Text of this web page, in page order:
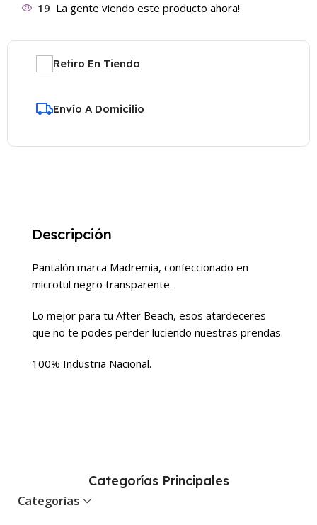
19 La gente viendo este producto ahora!
Retiro En Tienda
Envío A Domicilio
Descripción
Pantalón marca Madremia, confeccionado en
microtul negro transparente.
Lo mejor para tu After Beach, esos atardeceres
que no te podes perder luciendo nuestras prendas.
100% Industria Nacional.
Categorías Principales
Categorías